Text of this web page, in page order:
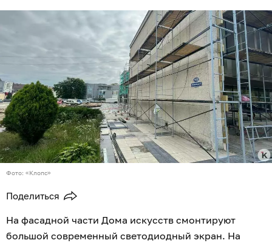
Фото: «Клопс»
Поделиться
На фасадной части Дома искусств смонтируют
большой современный светодиодный экран. На